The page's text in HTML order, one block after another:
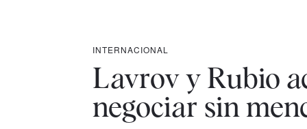
INTERNACIONAL
Lavrov y Rubio
negociar sin